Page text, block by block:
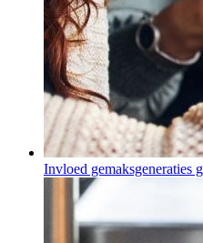
Invloed gemaksgeneraties